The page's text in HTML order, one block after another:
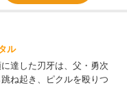
ル
達した刃牙は、父・勇次
ね起き、ピクルを殴りつ